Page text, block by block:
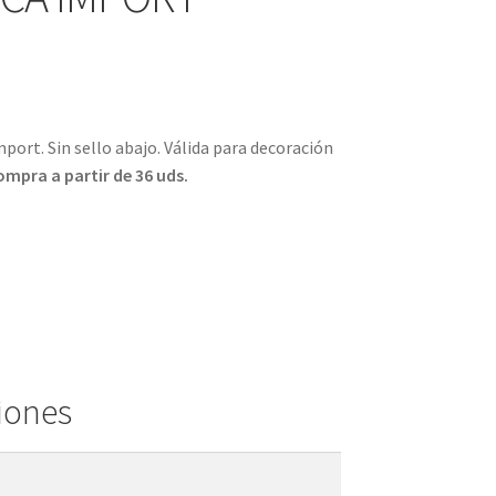
Sin sello abajo. Válida para decoración
a partir de 36 uds.